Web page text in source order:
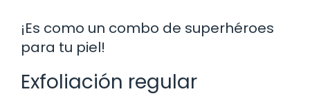
¡Es como un combo de superhéroes
para tu piel!
Exfoliación regular